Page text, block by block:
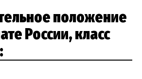
положение
России, класс